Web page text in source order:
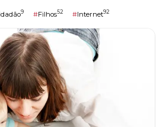
9 #Filhos52 #Internet92